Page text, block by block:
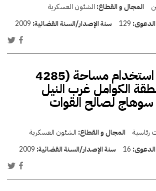
المجال و القطاع: الشئون العسكرية
129 سنة الإصدار/السنة القضائية: 2009
تخصيص استخدام مساحة (4285
الكوامل غرب النيل
لصالح القوات
رئاسية المجال و القطاع: الشئون العسكرية
16 سنة الإصدار/السنة القضائية: 2009